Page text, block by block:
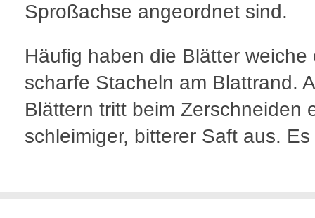
Sproßachse angeordnet sind.
Häufig haben die Blätter weiche
scharfe Stacheln am Blattrand.
Blättern tritt beim Zerschneiden
schleimiger, bitterer Saft aus.